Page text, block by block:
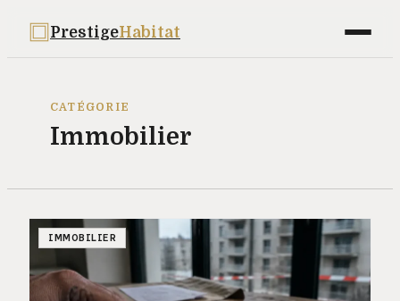
PrestigeHabitat
Déco
Immobilier
CATÉGORIE
Immobilier
IMMOBILIER